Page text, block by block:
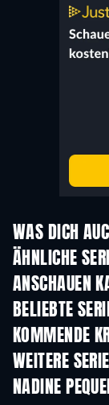
WAS DICH
ÄHNLICHE
ANSCHAUEN
BELIEBTE
KOMMENDE
WEITERE
NADINE